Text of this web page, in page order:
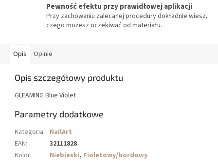
Pewność efektu przy prawidłowej aplikacji
Przy zachowaniu zalecanej procedury dokładnie wiesz,
czego możesz oczekiwać od materiału.
Opis Opinie
Opis szczegółowy produktu
GLEAMING Blue Violet
Parametry dodatkowe
Kategoria: NailArt
EAN:
32111828
Kolor: Niebieski, Fioletowy/bordowy